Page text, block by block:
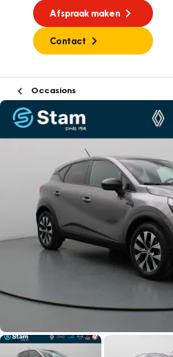
Afspraak maken
Contact
Occasions